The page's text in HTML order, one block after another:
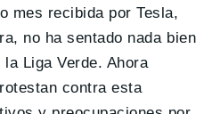
mes recibida por Tesla,
no ha sentado nada bien
Liga Verde. Ahora
contra esta